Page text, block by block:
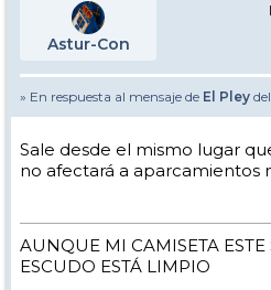
Astur-Con
» En respuesta al mensaje de El Pley
Sale desde el mismo lugar
no afectará a aparcamientos
AUNQUE MI CAMISETA
ESCUDO ESTÁ LIMPIO